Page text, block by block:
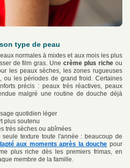
type de peau
normales à mixtes et aux mois les plus
de film gras. Unecrème plus riche ou
les peaux sèches, les zones rugueuses
ou les périodes de grand froid. Certaines
précis : peaux très réactives, peaux
malgré une routine de douche déjà
quotidien léger
plus soutenu
très sèches ou abîmées
texture toute l'année : beaucoup de
aux moments après la douche pour
plus riche dès les premiers frimas, en
membre de la famille.